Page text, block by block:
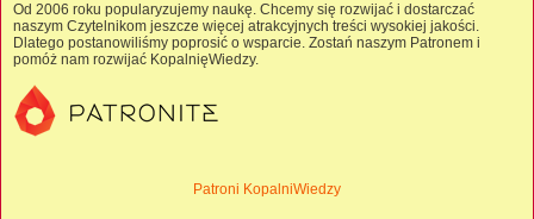
Od 2006 roku popularyzujemy naukę. Chcemy się rozwijać i dostarczać
naszym Czytelnikom jeszcze więcej atrakcyjnych treści wysokiej jakości.
Dlatego postanowiliśmy poprosić o wsparcie. Zostań naszym Patronem i
pomóż nam rozwijać KopalnięWiedzy.
Patroni KopalniWiedzy